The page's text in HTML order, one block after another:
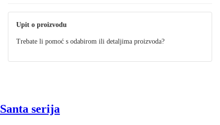
Upit o proizvodu
Trebate li pomoć s odabirom ili detaljima proizvoda?
Santa serija